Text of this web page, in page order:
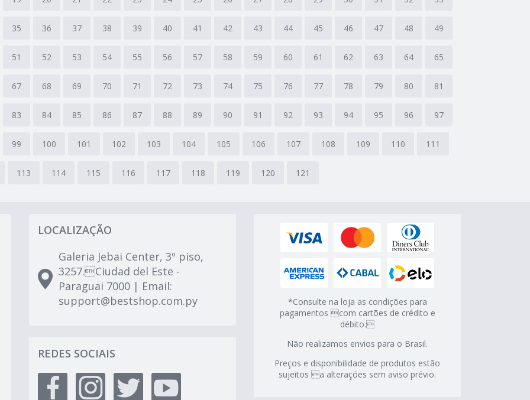
35 36 37 38 39 40 41 42 43 44 45 46 47 48 49
51 52 53 54 55 56 57 58 59 60 61 62 63 64 65
67 68 69 70 71 72 73 74 75 76 77 78 79 80 81
83 84 85 86 87 88 89 90 91 92 93 94 95 96 97
99 100 101 102 103 104 105 106 107 108 109 110 111
113 114 115 116 117 118 119 120 121
LOCALIZAÇÃO
Galeria Jebai Center, 3º piso,
3257.Ciudad del Este -
Paraguai 7000 | Email:
support@bestshop.com.py
REDES SOCIAIS
*Consulte na loja as condições para
pagamentos com cartões de crédito e
débito.
Não realizamos envios para o Brasil.
Preços e disponibilidade de produtos estão
sujeitos a alterações sem aviso prévio.